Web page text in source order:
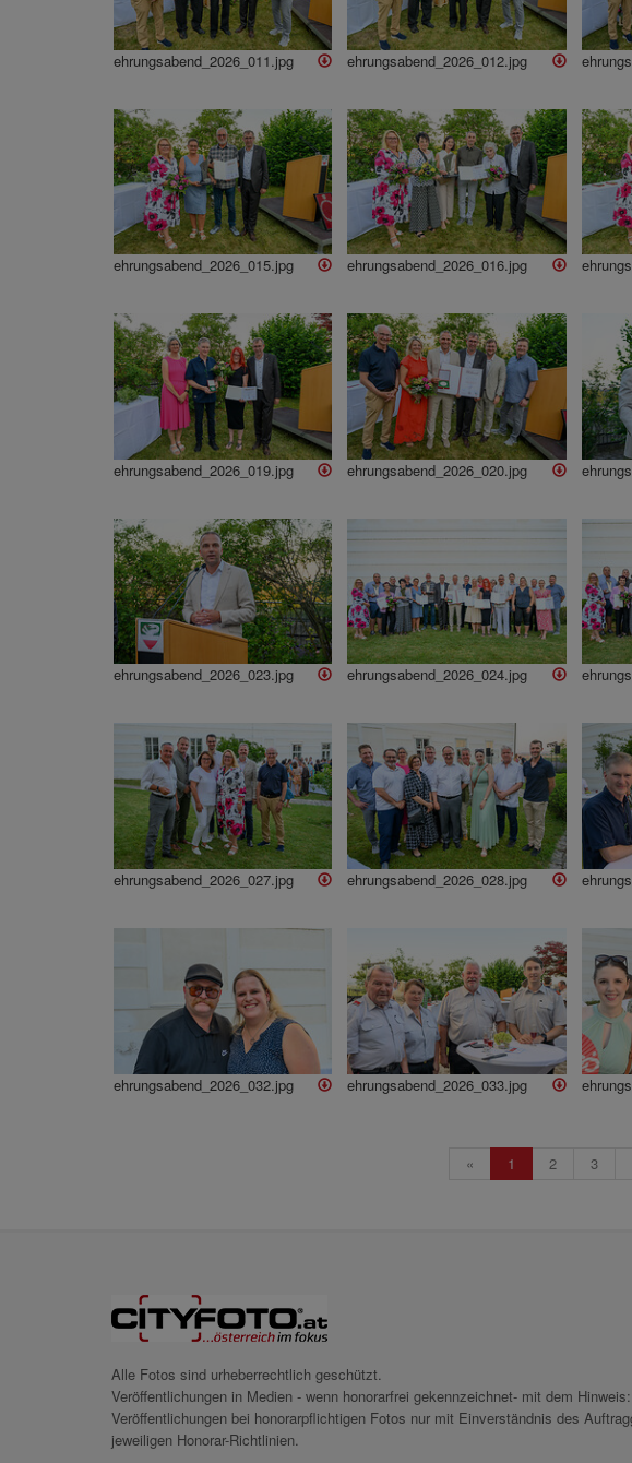
ehrungsabend_2026_011.jpg ehrungsabend_2026_012.jpg
ehrungsabend_2026_015.jpg ehrungsabend_2026_016.jpg
ehrungsabend_2026_019.jpg ehrungsabend_2026_020.jpg
ehrungsabend_2026_023.jpg ehrungsabend_2026_024.jpg
ehrungsabend_2026_027.jpg ehrungsabend_2026_028.jpg
ehrungsabend_2026_032.jpg ehrungsabend_2026_033.jpg
« 1 2 3
Alle Fotos sind urheberrechtlich geschützt.
Veröffentlichungen in Medien - wenn honorarfrei gekennzeichnet- mit dem
Veröffentlichungen bei honorarpflichtigen Fotos nur mit Einverständnis des
jeweiligen Honorar-Richtlinien.